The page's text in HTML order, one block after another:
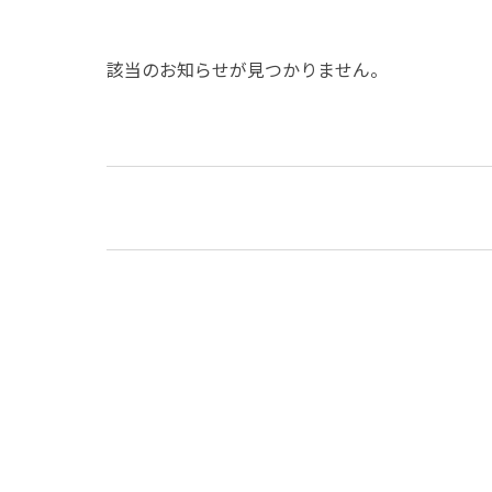
該当のお知らせが見つかりません。